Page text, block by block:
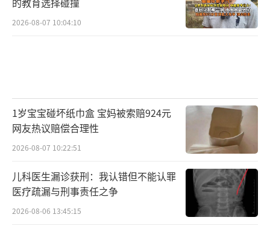
2026-08-07 10:04:10
1岁宝宝碰坏纸巾盒 宝妈被索赔924元
网友热议赔偿合理性
2026-08-07 10:22:51
儿科医生漏诊获刑：我认错但不能认罪
医疗疏漏与刑事责任之争
2026-08-06 13:45:15